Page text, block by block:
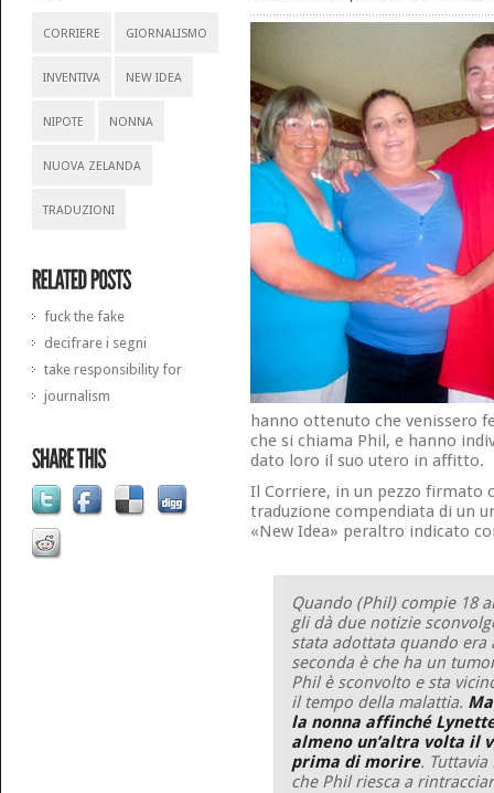
CORRIERE GIORNALISMO
INVENTIVA NEW IDEA
NIPOTE NONNA
NUOVA ZELANDA
TRADUZIONI
fuck the fake
decifrare i segni
take responsibility for
journalism
hanno ottenuto che venissero
che si chiama Phil, e hanno
dato loro il suo utero in affitto.
Il Corriere, in un pezzo firmato
traduzione compendiata di un
«New Idea» peraltro indicato
Quando (Phil) compie 18
gli dà due notizie
stata adottata quando era
seconda è che ha un
Phil è sconvolto e sta
il tempo della malattia.
la nonna affinché
almeno un’altra volta il
prima di morire. Tuttavia
che Phil riesca a